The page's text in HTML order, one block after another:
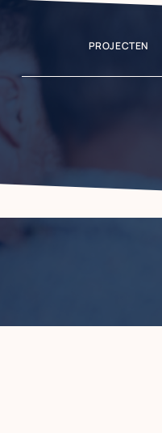
PROJECTEN